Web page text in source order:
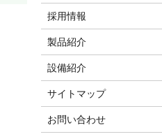
採用情報
製品紹介
設備紹介
サイトマップ
お問い合わせ